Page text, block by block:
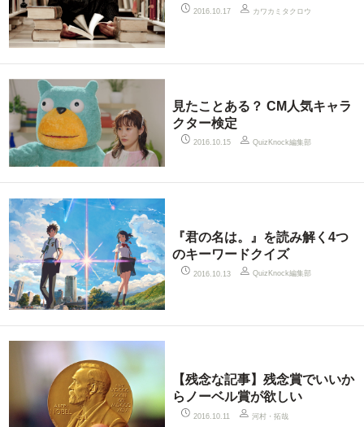
2016.10.17 カワカミタクロウ
見たことある？ CM人気キャラ
クター検定
2016.10.15 QuizKnock編集部
『君の名は。』を読み解く4つ
のキーワードクイズ
2016.10.13 QuizKnock編集部
【残念な記事】残念賞でいいか
らノーベル賞が欲しい
2016.10.11 河村・拓哉